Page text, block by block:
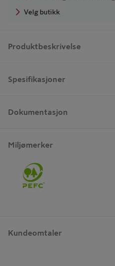
Velg butikk
Produktbeskrivelse
Spesifikasjoner
Dokumentasjon
Miljømerker
Kundeomtaler